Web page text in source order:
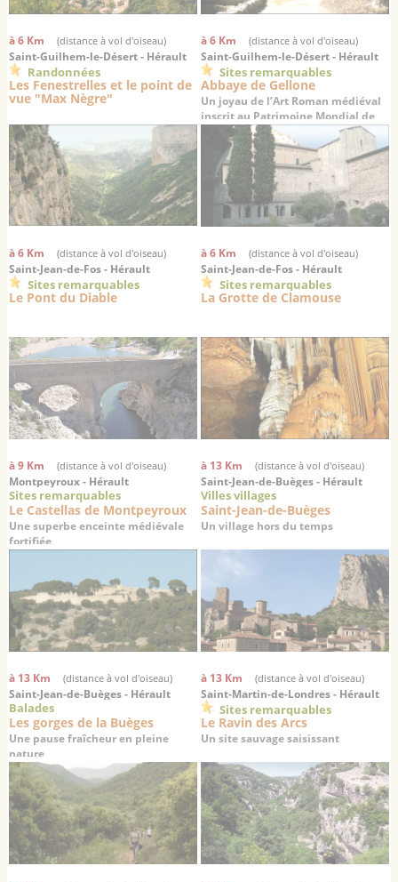
à 6 Km (distance à vol d'oiseau)
Saint-Guilhem-le-Désert - Hérault
Randonnées
Les Fenestrelles et le point de
vue "Max Nègre"
à 6 Km (distance à vol d'oiseau)
Saint-Guilhem-le-Désert - Hérault
Sites remarquables
Abbaye de Gellone
Un joyau de l’Art Roman médiéval
inscrit au Patrimoine Mondial de
l’UNESCO
à 6 Km (distance à vol d'oiseau)
Saint-Jean-de-Fos - Hérault
Sites remarquables
Le Pont du Diable
à 6 Km (distance à vol d'oiseau)
Saint-Jean-de-Fos - Hérault
Sites remarquables
La Grotte de Clamouse
à 9 Km (distance à vol d'oiseau)
Montpeyroux - Hérault
Sites remarquables
Le Castellas de Montpeyroux
Une superbe enceinte médiévale
fortifiée
à 13 Km (distance à vol d'oiseau)
Saint-Jean-de-Buèges - Hérault
Villes villages
Saint-Jean-de-Buèges
Un village hors du temps
à 13 Km (distance à vol d'oiseau)
Saint-Jean-de-Buèges - Hérault
Balades
Les gorges de la Buèges
Une pause fraîcheur en pleine
nature
à 13 Km (distance à vol d'oiseau)
Saint-Martin-de-Londres - Hérault
Sites remarquables
Le Ravin des Arcs
Un site sauvage saisissant